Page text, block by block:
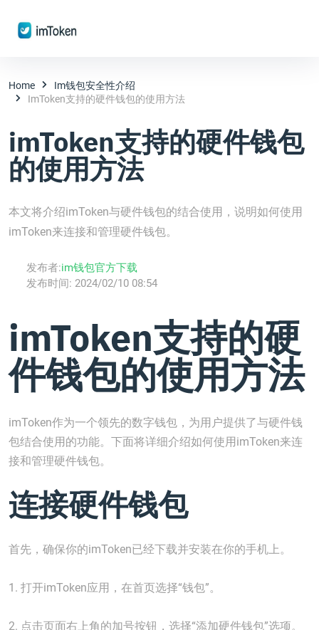
Home
Im钱包安全性介绍
ImToken支持的硬件钱包的使用方法
imToken支持的硬件钱包
的使用方法
本文将介绍imToken与硬件钱包的结合使用，说明如何使用
imToken来连接和管理硬件钱包。
发布者:im钱包官方下载
发布时间: 2024/02/10 08:54
imToken支持的硬
件钱包的使用方法
imToken作为一个领先的数字钱包，为用户提供了与硬件钱
包结合使用的功能。下面将详细介绍如何使用imToken来连
接和管理硬件钱包。
连接硬件钱包
首先，确保你的imToken已经下载并安装在你的手机上。
1. 打开imToken应用，在首页选择“钱包”。
2. 点击页面右上角的加号按钮，选择“添加硬件钱包”选项。